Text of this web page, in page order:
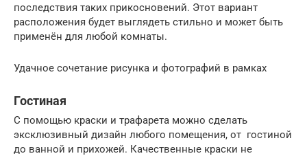
последствия таких прикосновений. Этот вариант
расположения будет выглядеть стильно и может быть
применён для любой комнаты.
Удачное сочетание рисунка и фотографий в рамках
Гостиная
С помощью краски и трафарета можно сделать
эксклюзивный дизайн любого помещения, от гостиной
до ванной и прихожей. Качественные краски не